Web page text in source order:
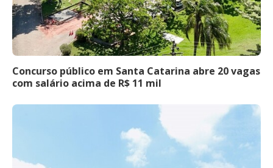
Concurso público em Santa Catarina abre 20 vagas
com salário acima de R$ 11 mil